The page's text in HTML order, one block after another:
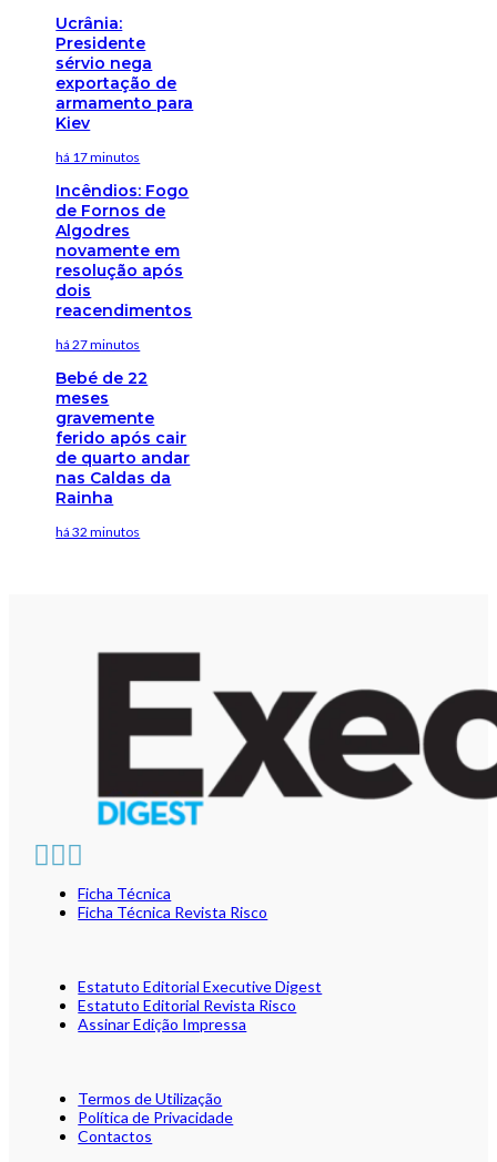
Ucrânia:
Presidente
sérvio nega
exportação de
armamento para
Kiev
há 17 minutos
Incêndios: Fogo
de Fornos de
Algodres
novamente em
resolução após
dois
reacendimentos
há 27 minutos
Bebé de 22
meses
gravemente
ferido após cair
de quarto andar
nas Caldas da
Rainha
há 32 minutos
Ficha Técnica
Ficha Técnica Revista Risco
Estatuto Editorial Executive Digest
Estatuto Editorial Revista Risco
Assinar Edição Impressa
Termos de Utilização
Política de Privacidade
Contactos